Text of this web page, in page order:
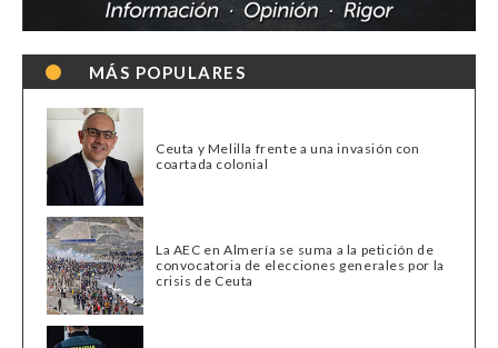
MÁS POPULARES
Ceuta y Melilla frente a una invasión con
coartada colonial
La AEC en Almería se suma a la petición de
convocatoria de elecciones generales por la
crisis de Ceuta